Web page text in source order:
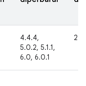
4.4.4,
5.0.2, 5.1.1,
6.0, 6.0.1
29